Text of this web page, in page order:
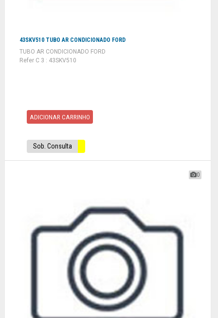
43SKV510 TUBO AR CONDICIONADO FORD
TUBO AR CONDICIONADO FORD
Refer C 3 : 43SKV510
ADICIONAR CARRINHO
Sob. Consulta
0